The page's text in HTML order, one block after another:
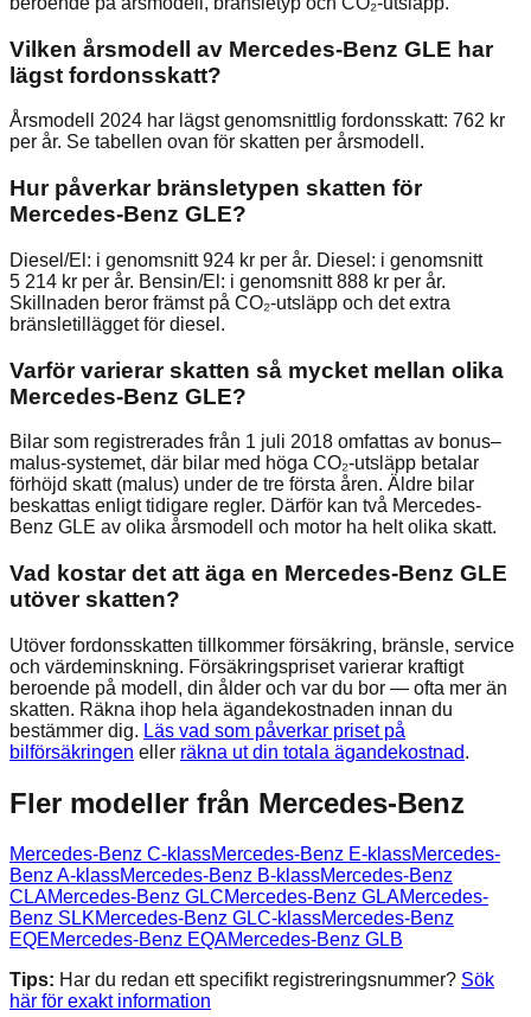
Vilken årsmodell av Mercedes-Benz GLE har
lägst fordonsskatt?
Årsmodell 2024 har lägst genomsnittlig fordonsskatt: 762 kr
per år. Se tabellen ovan för skatten per årsmodell.
Hur påverkar bränsletypen skatten för
Mercedes-Benz GLE?
Diesel/El: i genomsnitt 924 kr per år. Diesel: i genomsnitt
5 214 kr per år. Bensin/El: i genomsnitt 888 kr per år.
Skillnaden beror främst på CO₂-utsläpp och det extra
bränsletillägget för diesel.
Varför varierar skatten så mycket mellan olika
Mercedes-Benz GLE?
Bilar som registrerades från 1 juli 2018 omfattas av bonus–
malus-systemet, där bilar med höga CO₂-utsläpp betalar
förhöjd skatt (malus) under de tre första åren. Äldre bilar
beskattas enligt tidigare regler. Därför kan två Mercedes-
Benz GLE av olika årsmodell och motor ha helt olika skatt.
Vad kostar det att äga en Mercedes-Benz GLE
utöver skatten?
Utöver fordonsskatten tillkommer försäkring, bränsle, service
och värdeminskning. Försäkringspriset varierar kraftigt
beroende på modell, din ålder och var du bor — ofta mer än
skatten. Räkna ihop hela ägandekostnaden innan du
bestämmer dig. Läs vad som påverkar priset på
bilförsäkringen eller räkna ut din totala ägandekostnad.
Fler modeller från Mercedes-Benz
Mercedes-Benz C-klassMercedes-Benz E-klassMercedes-
Benz A-klassMercedes-Benz B-klassMercedes-Benz
CLAMercedes-Benz GLCMercedes-Benz GLAMercedes-
Benz SLKMercedes-Benz GLC-klassMercedes-Benz
EQEMercedes-Benz EQAMercedes-Benz GLB
Tips: Har du redan ett specifikt registreringsnummer? Sök
här för exakt information